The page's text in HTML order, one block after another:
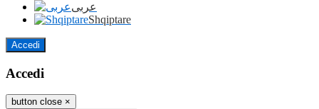
عربى
Shqiptare
Accedi
Accedi
button close ×